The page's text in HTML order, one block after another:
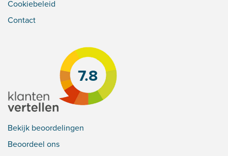
Cookiebeleid
Contact
7.8
Bekijk beoordelingen
Beoordeel ons